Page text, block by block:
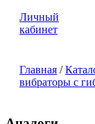
Личный
кабинет
Главная /
вибраторы с